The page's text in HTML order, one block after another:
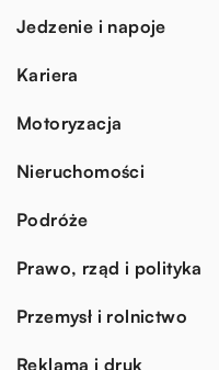
Jedzenie i napoje
Kariera
Motoryzacja
Nieruchomości
Podróże
Prawo, rząd i polityka
Przemysł i rolnictwo
Reklama i druk